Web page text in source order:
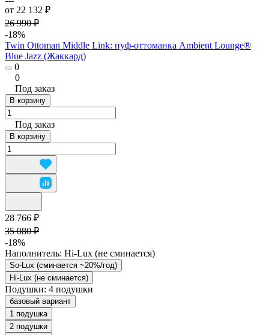
от 22 132 ₽
26 990 ₽
-18%
Twin Ottoman Middle Link: пуф-оттоманка Ambient Lounge®
Blue Jazz (Жаккард)
0
0
Под заказ
В корзину
Под заказ
В корзину
28 766 ₽
35 080 ₽
-18%
Наполнитель: Hi-Lux (не сминается)
So-Lux (cминается ~20%/год)
Hi-Lux (не сминается)
Подушки: 4 подушки
базовый вариант
1 подушка
2 подушки